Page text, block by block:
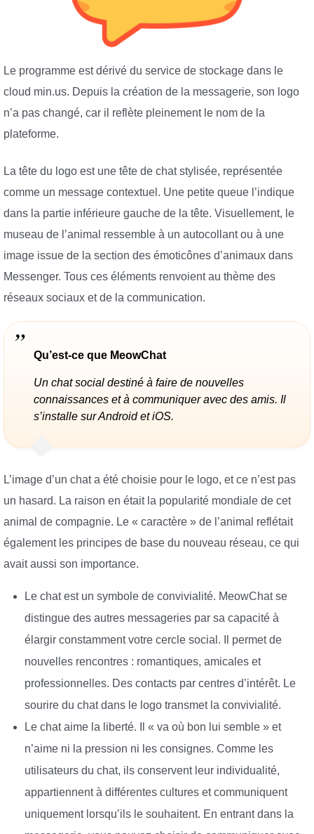
Le programme est dérivé du service de stockage dans le
cloud min.us. Depuis la création de la messagerie, son logo
n’a pas changé, car il reflète pleinement le nom de la
plateforme.
La tête du logo est une tête de chat stylisée, représentée
comme un message contextuel. Une petite queue l’indique
dans la partie inférieure gauche de la tête. Visuellement, le
museau de l’animal ressemble à un autocollant ou à une
image issue de la section des émoticônes d’animaux dans
Messenger. Tous ces éléments renvoient au thème des
réseaux sociaux et de la communication.
Qu’est-ce que MeowChat
Un chat social destiné à faire de nouvelles
connaissances et à communiquer avec des amis. Il
s’installe sur Android et iOS.
L’image d’un chat a été choisie pour le logo, et ce n’est pas
un hasard. La raison en était la popularité mondiale de cet
animal de compagnie. Le « caractère » de l’animal reflétait
également les principes de base du nouveau réseau, ce qui
avait aussi son importance.
Le chat est un symbole de convivialité. MeowChat se
distingue des autres messageries par sa capacité à
élargir constamment votre cercle social. Il permet de
nouvelles rencontres : romantiques, amicales et
professionnelles. Des contacts par centres d’intérêt. Le
sourire du chat dans le logo transmet la convivialité.
Le chat aime la liberté. Il « va où bon lui semble » et
n’aime ni la pression ni les consignes. Comme les
utilisateurs du chat, ils conservent leur individualité,
appartiennent à différentes cultures et communiquent
uniquement lorsqu’ils le souhaitent. En entrant dans la